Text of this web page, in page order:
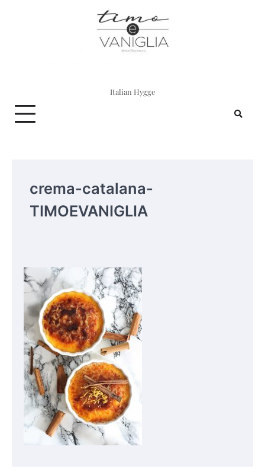
Italian Hygge
crema-catalana-
TIMOEVANIGLIA